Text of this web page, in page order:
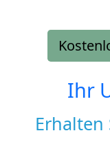
Ihr
Erhalten